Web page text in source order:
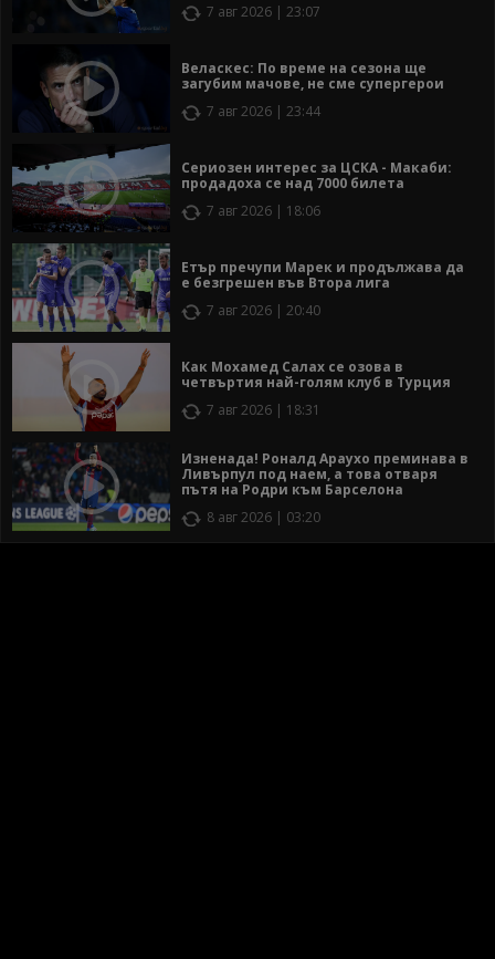
7 авг 2026 | 23:07
Веласкес: По време на сезона ще
загубим мачове, не сме супергерои
7 авг 2026 | 23:44
Сериозен интерес за ЦСКА - Макаби:
продадоха се над 7000 билета
7 авг 2026 | 18:06
Етър пречупи Марек и продължава да
е безгрешен във Втора лига
7 авг 2026 | 20:40
Как Мохамед Салах се озова в
четвъртия най-голям клуб в Турция
7 авг 2026 | 18:31
Изненада! Роналд Араухо преминава в
Ливърпул под наем, а това отваря
пътя на Родри към Барселона
8 авг 2026 | 03:20